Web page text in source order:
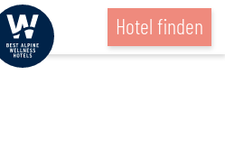
Hotel finden